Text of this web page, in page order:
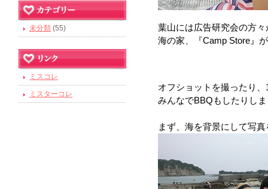
葉山には広告研究会の方
海の家、『Camp Store』
オフショットを撮ったり
みんなでBBQもしたりし
まず、海を背景にして写
未分類 (55)
ミスコレ
ミスターコレ